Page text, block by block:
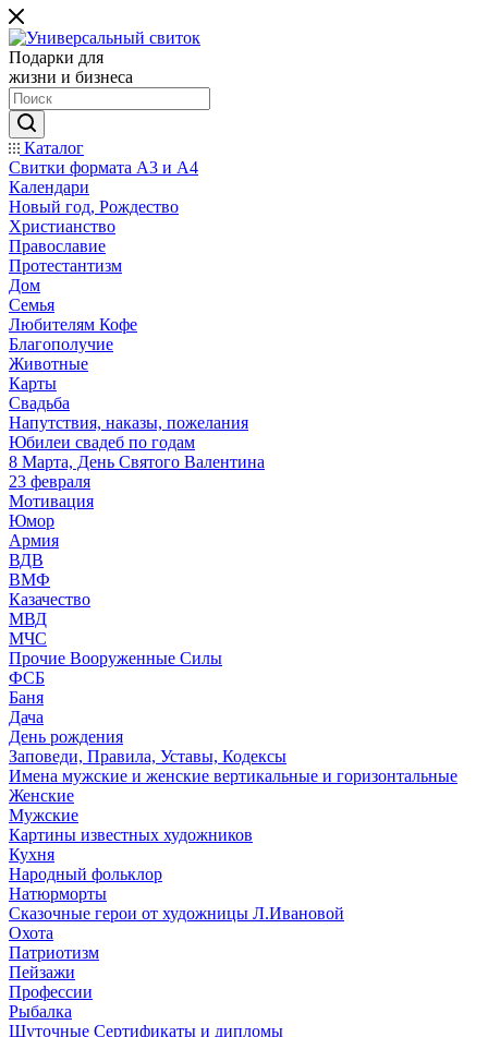
Подарки для
жизни и бизнеса
Каталог
Свитки формата А3 и А4
Календари
Новый год, Рождество
Христианство
Православие
Протестантизм
Дом
Семья
Любителям Кофе
Благополучие
Животные
Карты
Свадьба
Напутствия, наказы, пожелания
Юбилеи свадеб по годам
8 Марта, День Святого Валентина
23 февраля
Мотивация
Юмор
Армия
ВДВ
ВМФ
Казачество
МВД
МЧС
Прочие Вооруженные Силы
ФСБ
Баня
Дача
День рождения
Заповеди, Правила, Уставы, Кодексы
Имена мужские и женские вертикальные и горизонтальные
Женские
Мужские
Картины известных художников
Кухня
Народный фольклор
Натюрморты
Сказочные герои от художницы Л.Ивановой
Охота
Патриотизм
Пейзажи
Профессии
Рыбалка
Шуточные Сертификаты и дипломы